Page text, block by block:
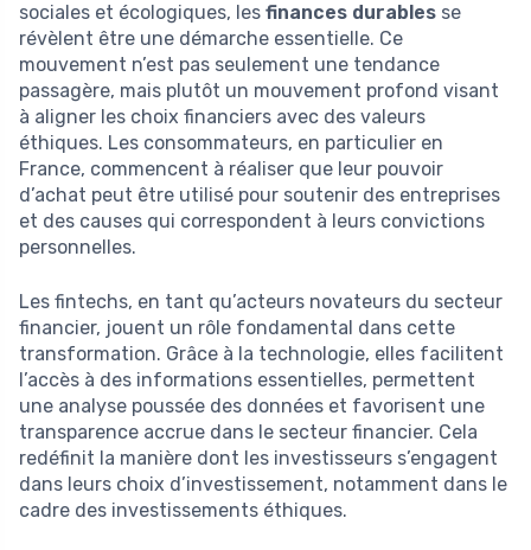
sociales et écologiques, les finances durables se
révèlent être une démarche essentielle. Ce
mouvement n’est pas seulement une tendance
passagère, mais plutôt un mouvement profond visant
à aligner les choix financiers avec des valeurs
éthiques. Les consommateurs, en particulier en
France, commencent à réaliser que leur pouvoir
d’achat peut être utilisé pour soutenir des entreprises
et des causes qui correspondent à leurs convictions
personnelles.
Les fintechs, en tant qu’acteurs novateurs du secteur
financier, jouent un rôle fondamental dans cette
transformation. Grâce à la technologie, elles facilitent
l’accès à des informations essentielles, permettent
une analyse poussée des données et favorisent une
transparence accrue dans le secteur financier. Cela
redéfinit la manière dont les investisseurs s’engagent
dans leurs choix d’investissement, notamment dans le
cadre des investissements éthiques.